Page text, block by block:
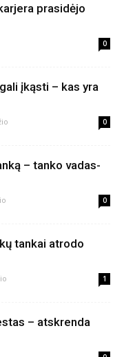
prasidėjo
0
įkąsti – kas yra
0
– tanko vadas-
0
tankai atrodo
1
– atskrenda